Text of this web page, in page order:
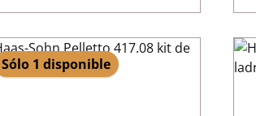
Sólo 1 disponible